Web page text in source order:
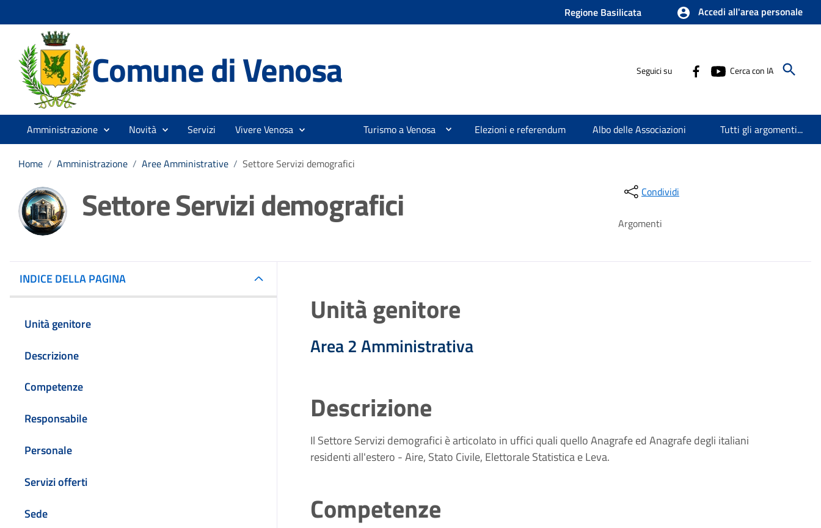
Regione Basilicata Accedi all'area personale
Comune di Venosa Seguici su Cerca con IA
Amministrazione Novità Servizi Vivere Venosa Turismo a Venosa Elezioni e referendum Albo delle Associazioni Tutti gli argomenti...
Home / Amministrazione / Aree Amministrative / Settore Servizi demografici
Settore Servizi demografici Condividi
Argomenti
INDICE DELLA PAGINA
Unità genitore
Descrizione
Competenze
Responsabile
Personale
Servizi offerti
Sede
Unità genitore
Area 2 Amministrativa
Descrizione
Il Settore Servizi demografici è articolato in uffici quali quello Anagrafe ed Anagrafe degli italiani
residenti all'estero - Aire, Stato Civile, Elettorale Statistica e Leva.
Competenze